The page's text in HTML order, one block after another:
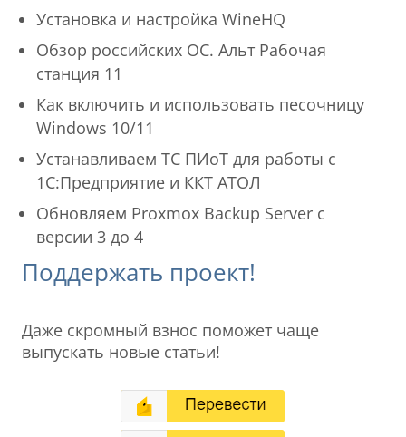
Установка и настройка WineHQ
Обзор российских ОС. Альт Рабочая
станция 11
Как включить и использовать песочницу
Windows 10/11
Устанавливаем ТС ПИоТ для работы с
1С:Предприятие и ККТ АТОЛ
Обновляем Proxmox Backup Server с
версии 3 до 4
Поддержать проект!
Даже скромный взнос поможет чаще
выпускать новые статьи!